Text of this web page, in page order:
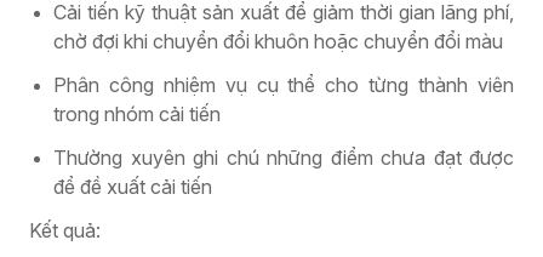
Cải tiến kỹ thuật sản xuất để giảm thời gian lãng phí,
chờ đợi khi chuyển đổi khuôn hoặc chuyển đổi màu
Phân công nhiệm vụ cụ thể cho từng thành viên
trong nhóm cải tiến
Thường xuyên ghi chú những điểm chưa đạt được
để đề xuất cải tiến
Kết quả: